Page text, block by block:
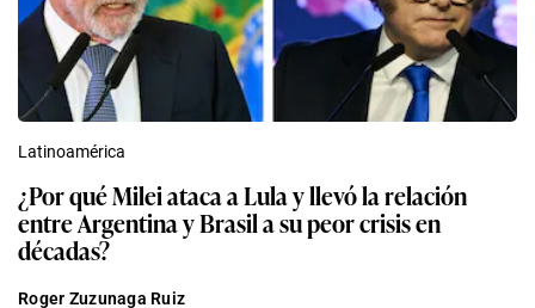
Latinoamérica
¿Por qué Milei ataca a Lula y llevó la relación
entre Argentina y Brasil a su peor crisis en
décadas?
Roger Zuzunaga Ruiz